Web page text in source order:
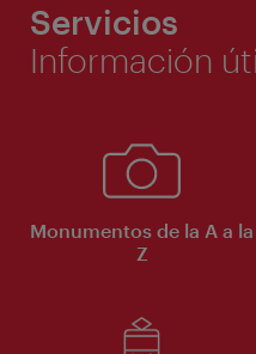
Servicios
Información
Monumentos de la A a la
Z